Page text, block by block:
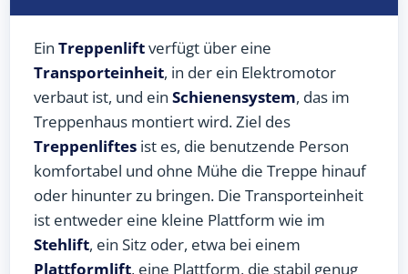
Ein Treppenliftverfügt über eine
Transporteinheit, in der ein Elektromotor
verbaut ist, und ein Schienensystem, das im
Treppenhaus montiert wird. Ziel des
Treppenliftes ist es, die benutzende Person
komfortabel und ohne Mühe die Treppe hinauf
oder hinunter zu bringen. Die Transporteinheit
ist entweder eine kleine Plattform wie im
Stehlift, ein Sitz oder, etwa bei einem
Plattformlift, eine Plattform, die stabil genug